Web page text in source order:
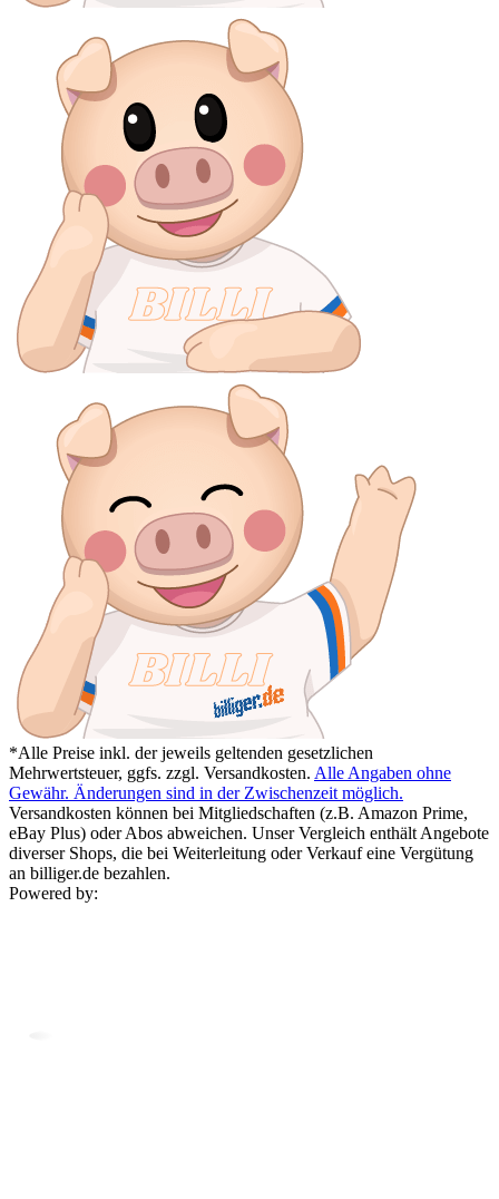
*Alle Preise inkl. der jeweils geltenden gesetzlichen
Mehrwertsteuer, ggfs. zzgl. Versandkosten. Alle Angaben ohne
Gewähr. Änderungen sind in der Zwischenzeit möglich.
Versandkosten können bei Mitgliedschaften (z.B. Amazon Prime,
eBay Plus) oder Abos abweichen. Unser Vergleich enthält Angebote
diverser Shops, die bei Weiterleitung oder Verkauf eine Vergütung
an billiger.de bezahlen.
Powered by: